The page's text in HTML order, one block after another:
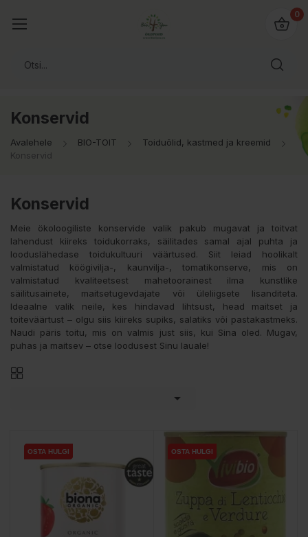
0
Konservid
Avalehele BIO-TOIT
Toiduõlid, kastmed ja kreemid
Konservid
Konservid
Meie ökoloogiliste konservide valik pakub mugavat ja toitvat
lahendust kiireks toidukorraks, säilitades samal ajal puhta ja
looduslähedase toidukultuuri väärtused. Siit leiad hoolikalt
valmistatud köögivilja-, kaunvilja-, tomatikonserve, mis on
valmistatud kvaliteetsest mahetoorainest ilma kunstlike
säilitusainete, maitsetugevdajate või üleliigsete lisanditeta.
Ideaalne valik neile, kes hindavad lihtsust, head maitset ja
toiteväärtust – olgu siis kiireks supiks, salatiks või pastakastmeks.
Naudi päris toitu, mis on valmis just siis, kui Sina oled. Mugav,
puhas ja maitsev – otse loodusest Sinu lauale!

OSTA HULGI
OSTA HULGI
OSTA HULGI OSTA HULGI